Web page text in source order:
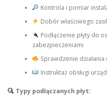
Kontrola i pomiar
Dobór właściwego
Podłączenie płyty do
zabezpieczeniami
Sprawdzenie
Instruktaż obsługi
Typy podłączanych płyt: